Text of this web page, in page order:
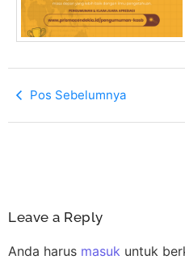
Pos Sebelumnya
Leave a Reply
Anda harus masuk untuk